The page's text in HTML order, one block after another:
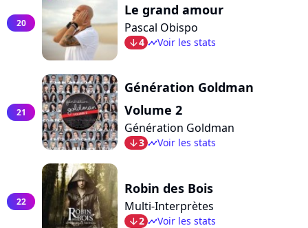
20
Le grand amour
Pascal Obispo
arrow_bot4 timelineVoir les stats
21
Génération Goldman
Volume 2
Génération Goldman
arrow_bot3 timelineVoir les stats
22
Robin des Bois
Multi-Interprètes
arrow_bot2 timelineVoir les stats